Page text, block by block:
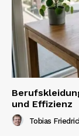
und Effizienz
Tobias